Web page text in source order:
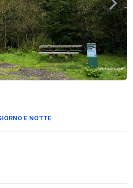
E NOTTE